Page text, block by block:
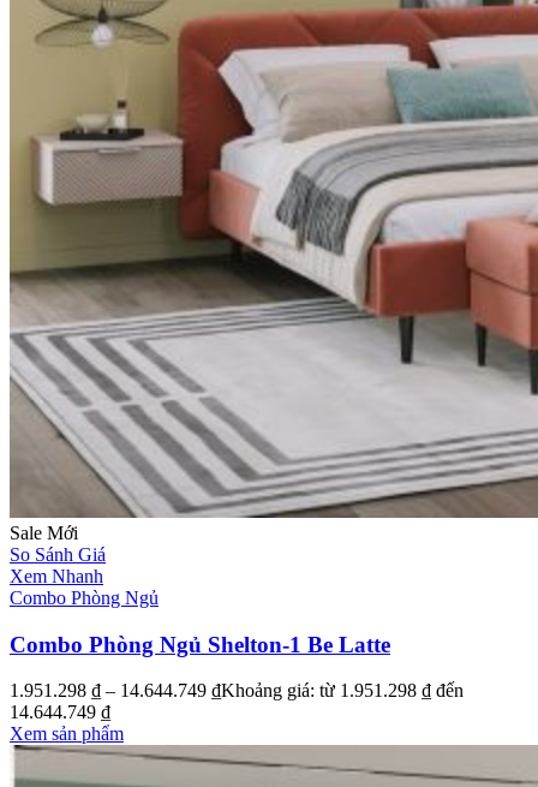
Sale Mới
So Sánh Giá
Xem Nhanh
Combo Phòng Ngủ
Combo Phòng Ngủ Shelton-1 Be Latte
1.951.298 ₫ – 14.644.749 ₫Khoảng giá: từ 1.951.298 ₫ đến
14.644.749 ₫
Xem sản phẩm